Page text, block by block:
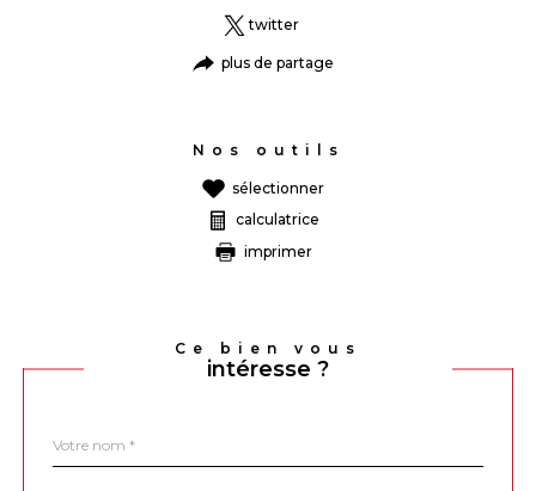
twitter
plus de partage
Nos outils
sélectionner
calculatrice
imprimer
Ce bien vous
intéresse ?
par
*